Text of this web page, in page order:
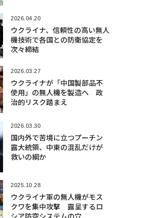
2026.04.20
ウクライナ、信頼性の高い無人
機技術で各国との防衛協定を
次々締結
2026.03.27
ウクライナが「中国製部品不
使用」の無人機を製造へ 政
治的リスク踏まえ
2026.03.30
国内外で苦境に立つプーチン
露大統領、中東の混乱だけが
救いの綱か
2025.10.28
ウクライナ軍の無人機がモス
クワを集中攻撃 露呈するロ